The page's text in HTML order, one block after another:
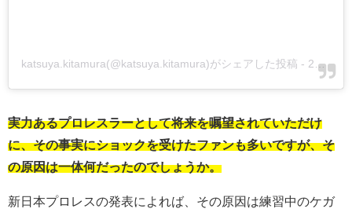
katsuya.kitamura(@katsuya.kitamura)がシェアした投稿 - 2020年 7月月8日午前4時04分PDT
実力あるプロレスラーとして将来を嘱望されていただけ
に、その事実にショックを受けたファンも多いですが、そ
の原因は一体何だったのでしょうか。
新日本プロレスの発表によれば、その原因は練習中のケガ